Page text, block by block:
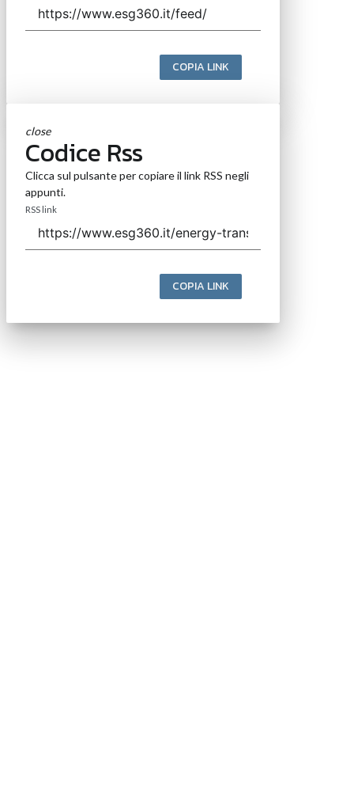
COPIA LINK
close
Codice Rss
Clicca sul pulsante per copiare il link RSS negli
appunti.
RSS link
COPIA LINK